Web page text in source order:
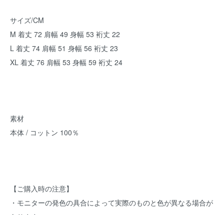
サイズ/CM
M 着丈 72 肩幅 49 身幅 53 裄丈 22
L 着丈 74 肩幅 51 身幅 56 裄丈 23
XL 着丈 76 肩幅 53 身幅 59 裄丈 24
素材
本体 / コットン 100％
【ご購入時の注意】
・モニターの発色の具合によって実際のものと色が異なる場合が